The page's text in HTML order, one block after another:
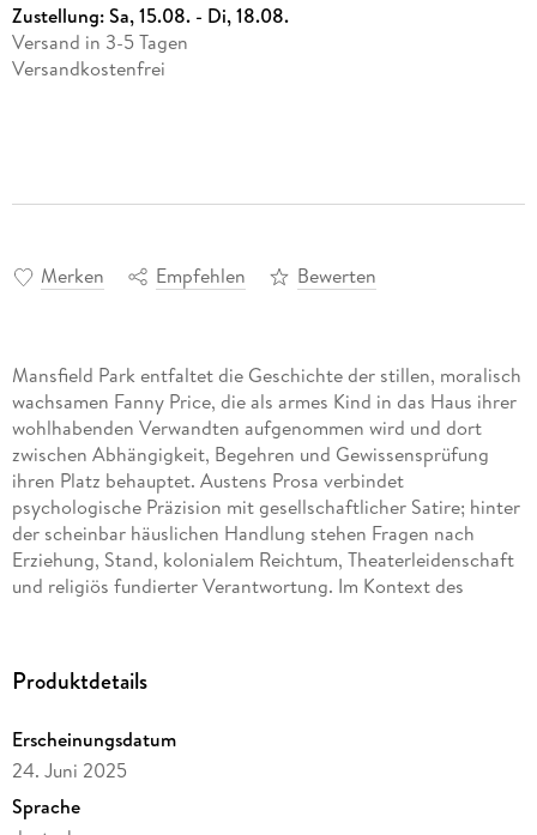
Zustellung:Sa, 15.08. - Di, 18.08.
Versand in 3-5 Tagen
Versandkostenfrei
Merken Empfehlen Bewerten
Mansfield Park entfaltet die Geschichte der stillen, moralisch
wachsamen Fanny Price, die als armes Kind in das Haus ihrer
wohlhabenden Verwandten aufgenommen wird und dort
zwischen Abhängigkeit, Begehren und Gewissensprüfung
ihren Platz behauptet. Austens Prosa verbindet
psychologische Präzision mit gesellschaftlicher Satire; hinter
der scheinbar häuslichen Handlung stehen Fragen nach
Erziehung, Stand, kolonialem Reichtum, Theaterleidenschaft
und religiös fundierter Verantwortung. Im Kontext des
Landgentry, der Pfarrhäuser, Erbschaftsordnungen und
begrenzte ökonomische Stellung, ihre Sensibilität für
weibliche Abhängigkeit und ihre Nähe zu geistlichen und
militärischen Milieus prägten die Entstehung von Mansfield
Park. Gerade hier vertieft sie ihre lebenslange Untersuchung
Produktdetails
Erscheinungsdatum
24. Juni 2025
Sprache